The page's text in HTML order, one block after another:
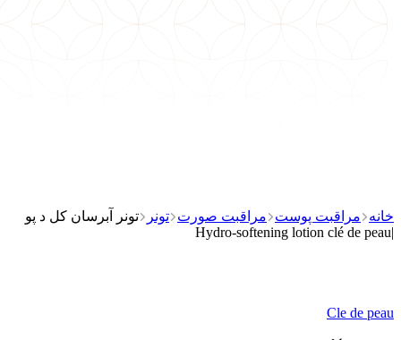
خانه مراقبت پوست مراقبت صورت تونر
تونر آبرسان کل د پو
|Hydro-softening lotion clé de peau
Cle de peau